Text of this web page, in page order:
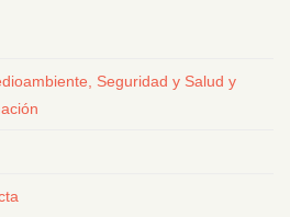
Seguridad y Salud y